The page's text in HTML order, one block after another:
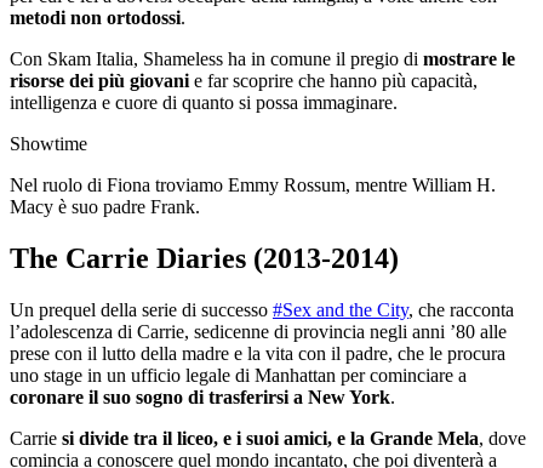
metodi non ortodossi.
Con Skam Italia, Shameless ha in comune il pregio di mostrare le
risorse dei più giovani e far scoprire che hanno più capacità,
intelligenza e cuore di quanto si possa immaginare.
Showtime
Nel ruolo di Fiona troviamo Emmy Rossum, mentre William H.
Macy è suo padre Frank.
The Carrie Diaries (2013-2014)
Un prequel della serie di successo #Sex and the City, che racconta
l’adolescenza di Carrie, sedicenne di provincia negli anni ’80 alle
prese con il lutto della madre e la vita con il padre, che le procura
uno stage in un ufficio legale di Manhattan per cominciare a
coronare il suo sogno di trasferirsi a New York.
Carrie si divide tra il liceo, e i suoi amici, e la Grande Mela, dove
comincia a conoscere quel mondo incantato, che poi diventerà a